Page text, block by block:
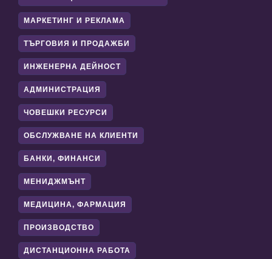
МАРКЕТИНГ И РЕКЛАМА
ТЪРГОВИЯ И ПРОДАЖБИ
ИНЖЕНЕРНА ДЕЙНОСТ
АДМИНИСТРАЦИЯ
ЧОВЕШКИ РЕСУРСИ
ОБСЛУЖВАНЕ НА КЛИЕНТИ
БАНКИ, ФИНАНСИ
МЕНИДЖМЪНТ
МЕДИЦИНА, ФАРМАЦИЯ
ПРОИЗВОДСТВО
ДИСТАНЦИОННА РАБОТА